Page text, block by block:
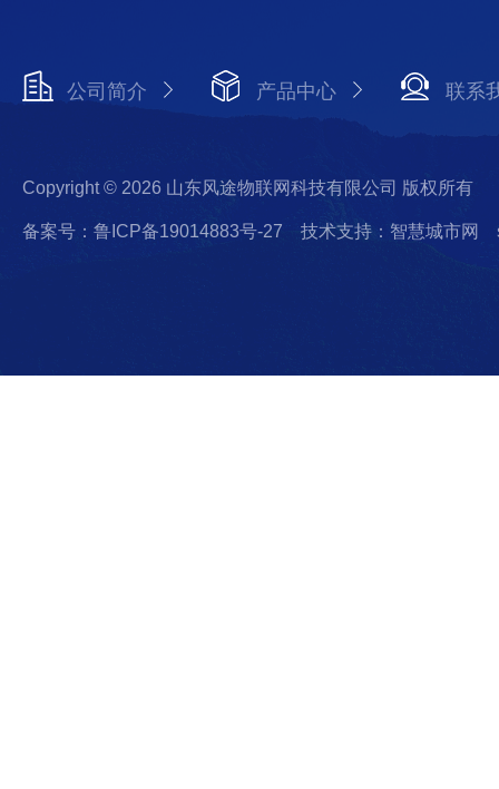
公司简介 产品中心 联系
Copyright © 2026 山东风途物联网科技有限公司 版权所有
备案号：鲁ICP备19014883号-27 技术支持：智慧城市网